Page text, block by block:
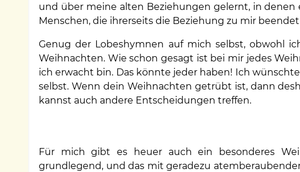
und über meine alten Beziehungen gelernt, in
Menschen, die ihrerseits die Beziehung zu mir
Genug der Lobeshymnen auf mich selbst, obwohl
Weihnachten. Wie schon gesagt ist bei mir jedes
ich erwacht bin. Das könnte jeder haben! Ich
selbst. Wenn dein Weihnachten getrübt ist, dann
kannst auch andere Entscheidungen treffen.
Für mich gibt es heuer auch ein besonderes
grundlegend, und das mit geradezu